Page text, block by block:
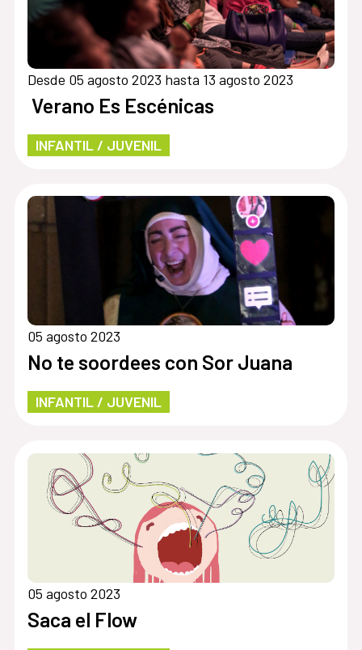
Desde 05 agosto 2023 hasta 13 agosto 2023
Verano Es Escénicas
INFANTIL / JUVENIL
05 agosto 2023
No te soordees con Sor Juana
INFANTIL / JUVENIL
05 agosto 2023
Saca el Flow